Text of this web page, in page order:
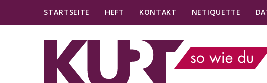
STARTSEITE HEFT KONTAKT NETIQUETTE